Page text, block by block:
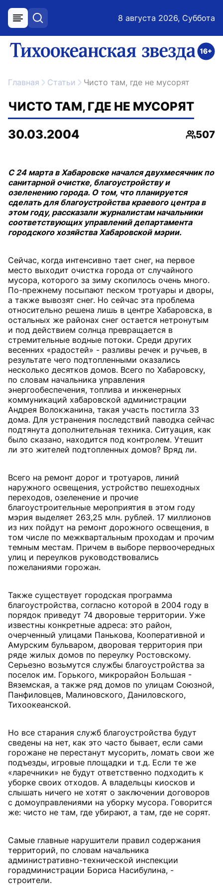
меню поиск 8 августа 2026, Суббота
ссылка на главную
Главная Статьи Чисто там, где не мусорят
ЧИСТО ТАМ, ГДЕ НЕ МУСОРЯТ
30.03.2004
507
С 24 марта в Хабаровске начался двухмесячник по
санитарной очистке, благоустройству и
озеленению города. О том, что планируется
сделать для благоустройства краевого центра в
этом году, рассказали журналистам начальники
соответствующих управлений департамента
городского хозяйства Хабаровской мэрии.
Сейчас, когда интенсивно тает снег, на первое
место выходит очистка города от случайного
мусора, которого за зиму скопилось очень много.
По-прежнему посыпают песком тротуары и дворы,
а также вывозят снег. Но сейчас эта проблема
относительно решена лишь в центре Хабаровска, в
остальных же районах снег остается нетронутым
и под действием солнца превращается в
стремительные водные потоки. Среди других
весенних «радостей» - разливы речек и ручьев, в
результате чего подтопленными оказались
несколько десятков домов. Всего по Хабаровску,
по словам начальника управления
энергообеспечения, топлива и инженерных
коммуникаций хабаровской администрации
Андрея Волокжанина, такая участь постигла 33
дома. Для устранения последствий паводка сейчас
подтянута дополнительная техника. Ситуация, как
было сказано, находится под контролем. Утешит
ли это жителей подтопленных домов? Вряд ли.
Всего на ремонт дорог и тротуаров, линий
наружного освещения, устройство пешеходных
переходов, озеленение и прочие
благоустроительные мероприятия в этом году
мэрия выделяет 263,25 млн. рублей. 17 миллионов
из них пойдут на ремонт дорожного освещения, в
том числе по межквартальным проходам и прочим
темным местам. Причем в выборе первоочередных
улиц и переулков руководствовались
пожеланиями горожан.
Также существует городская программа
благоустройства, согласно которой в 2004 году в
порядок приведут 74 дворовые территории. Уже
известны конкретные адреса: это район,
очерченный улицами Панькова, Кооперативной и
Амурским бульваром, дворовая территория при
ряде жилых домов по переулку Ростовскому.
Серьезно возьмутся службы благоустройства за
поселок им. Горького, микрорайон Большая -
Вяземская, а также ряд домов по улицам Союзной,
Панфиловцев, Малиновского, Даниловского,
Тихоокеанской.
Но все старания служб благоустройства будут
сведены на нет, как это часто бывает, если сами
горожане не перестанут мусорить, ломать свои же
подъезды, игровые площадки и т.д. Если те же
«ларечники» не будут ответственно подходить к
уборке своих отходов. А владельцы киосков и
слышать ничего не хотят о заключении договоров
с домоуправлениями на уборку мусора. Говорится
же: чисто не там, где убирают, а там, где не сорят.
Самые главные нарушители правил содержания
территорий, по словам начальника
административно-технической инспекции
горадминистрации Бориса Насибулина, -
строители.